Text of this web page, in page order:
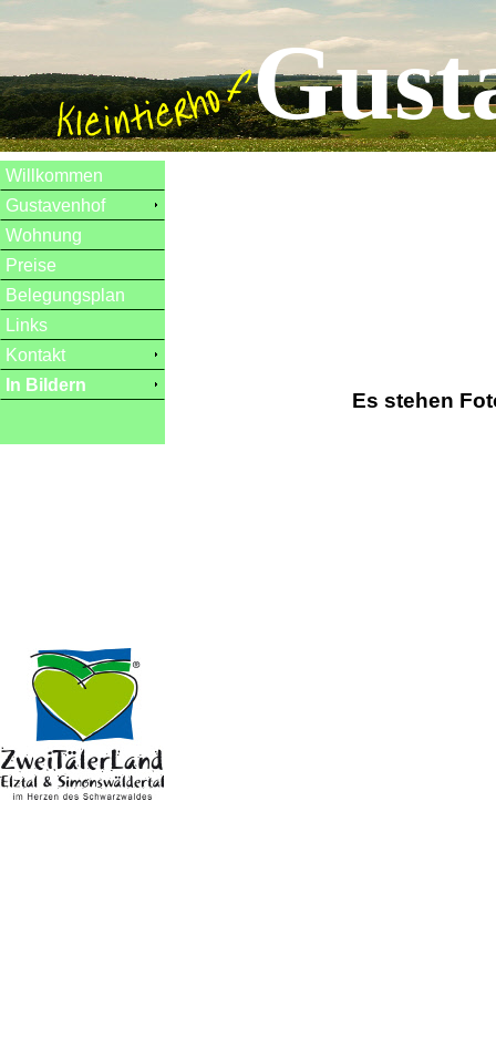
Willkommen
Gustavenhof
Wohnung
Preise
Belegungsplan
Links
Kontakt
In Bildern
Es stehen